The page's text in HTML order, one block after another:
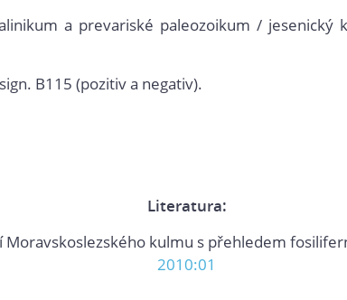
a prevariské paleozoikum / jesenický
B115 (pozitiv a negativ).
Literatura:
kulmu s přehledem
2010:01